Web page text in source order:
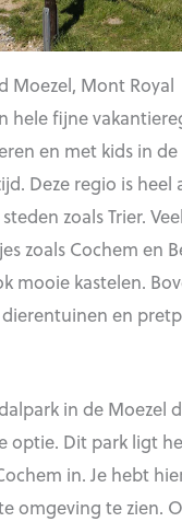
Moezel, Mont Royal
hele fijne
en met kids in de
Deze regio is heel
zoals Trier.
zoals Cochem en
mooie kastelen.
en
in de Moezel
optie. Dit park ligt
in. Je hebt
omgeving te zien.